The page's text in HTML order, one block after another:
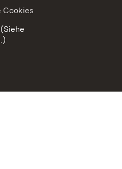
Erklärung zur
Cookies